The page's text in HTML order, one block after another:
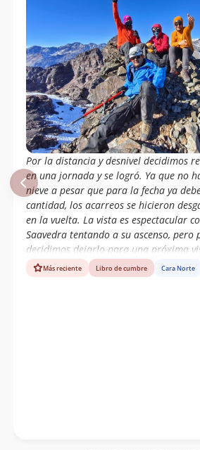
Por la distancia y desnivel decidimos
en una jornada y se logró. Ya que no
nieve a pesar que para la fecha ya
cantidad, los acarreos se hicieron
en la vuelta. La vista es espectacular
Saavedra tentando a su ascenso,
decidimos dejarlo para una próxima
mejores condiciones de nieve.
Más reciente Libro de cumbre Cara Norte